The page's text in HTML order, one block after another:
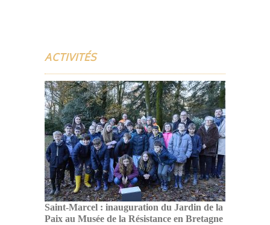
ACTIVITÉS
Saint-Marcel : inauguration du Jardin de la
Paix au Musée de la Résistance en Bretagne